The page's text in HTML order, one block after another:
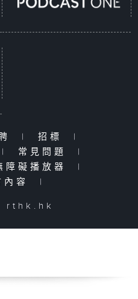
| 招標
|
| 常見問題
|
障礙播放器
|
內容
|
rthk.hk